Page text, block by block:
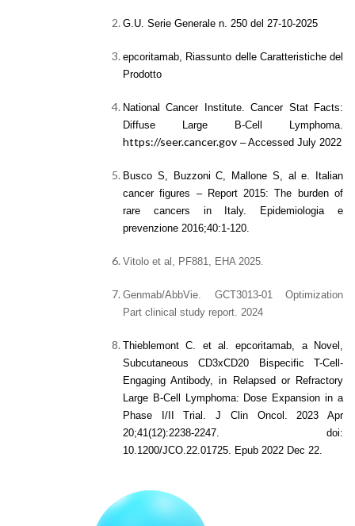
G.U. Serie Generale n. 250 del 27-10-2025
epcoritamab, Riassunto delle Caratteristiche del
Prodotto
National Cancer Institute. Cancer Stat Facts:
Diffuse Large B-Cell Lymphoma.
https://seer.cancer.gov – Accessed July 2022
Busco S, Buzzoni C, Mallone S, al e. Italian
cancer figures – Report 2015: The burden of
rare cancers in Italy. Epidemiologia e
prevenzione 2016;40:1-120.
Vitolo et al, PF881, EHA 2025.
Genmab/AbbVie. GCT3013-01 Optimization
Part clinical study report. 2024
Thieblemont C. et al. epcoritamab, a Novel,
Subcutaneous CD3xCD20 Bispecific T-Cell-
Engaging Antibody, in Relapsed or Refractory
Large B-Cell Lymphoma: Dose Expansion in a
Phase I/II Trial. J Clin Oncol. 2023 Apr
20;41(12):2238-2247. doi:
10.1200/JCO.22.01725. Epub 2022 Dec 22.